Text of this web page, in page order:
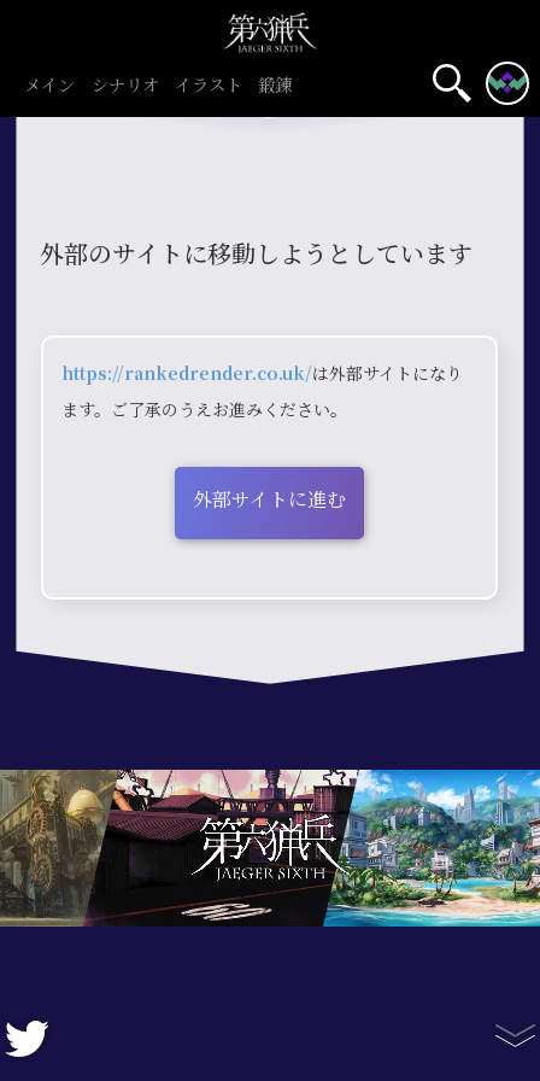
メイン シナリオ イラスト 鍛錬
外部のサイトに移動しようとしています
https://rankedrender.co.uk/は外部サイトになり
ます。ご了承のうえお進みください。
外部サイトに進む